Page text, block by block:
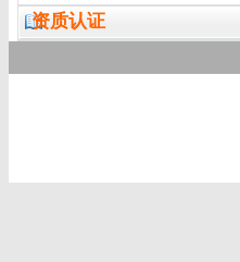
资质认证